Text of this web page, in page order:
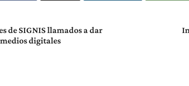
de SIGNIS llamados a dar
digitales